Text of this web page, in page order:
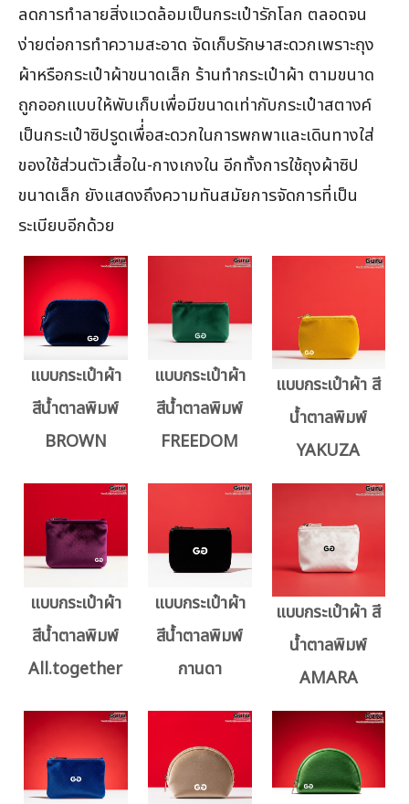
ลดการทำลายสิ่งแวดล้อมเป็นกระเป๋ารักโลก ตลอดจน
ง่ายต่อการทำความสะอาด จัดเก็บรักษาสะดวกเพราะถุง
ผ้าหรือกระเป๋าผ้าขนาดเล็ก ร้านทำกระเป๋าผ้า ตามขนาด
ถูกออกแบบให้พับเก็บเพื่อมีขนาดเท่ากับกระเป๋าสตางค์
เป็นกระเป๋าซิปรูดเพื่่อสะดวกในการพกพาและเดินทางใส่
ของใช้ส่วนตัวเสื้อใน-กางเกงใน อีกทั้งการใช้ถุงผ้าซิป
ขนาดเล็ก ยังแสดงถึงความทันสมัยการจัดการที่เป็น
ระเบียบอีกด้วย
แบบกระเป๋าผ้า
สีน้ำตาลพิมพ์
BROWN
แบบกระเป๋าผ้า
สีน้ำตาลพิมพ์
FREEDOM
แบบกระเป๋าผ้า สี
น้ำตาลพิมพ์
YAKUZA
แบบกระเป๋าผ้า
สีน้ำตาลพิมพ์
All.together
แบบกระเป๋าผ้า
สีน้ำตาลพิมพ์
กานดา
แบบกระเป๋าผ้า สี
น้ำตาลพิมพ์
AMARA